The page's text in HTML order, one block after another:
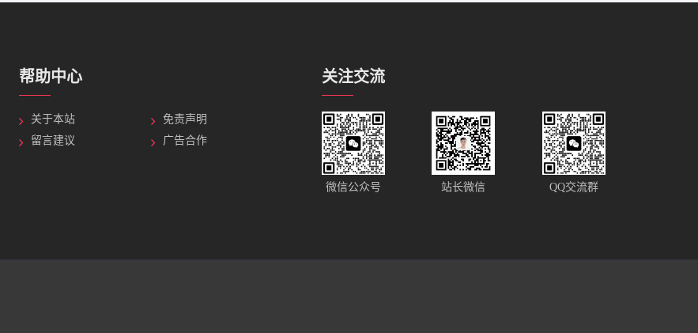
帮助中心
关于本站
免责声明
留言建议
广告合作
关注交流
微信公众号 站长微信 QQ交流群